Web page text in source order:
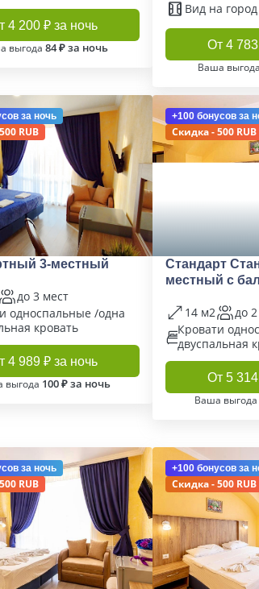
4 200 ₽ за ночь
выгода 84 ₽ за ночь
Вид на город
От 4
Ваша выгода
за ночь
RUB
3-местный
до 3 мест
односпальные /одна
кровать
4 989 ₽ за ночь
выгода 100 ₽ за ночь
+100 бонусов за
Скидка - 500 RUB
Стандарт
местный с
14 м2
до
Кровати
двуспальная
От 5
Ваша выгода
за ночь
RUB
+100 бонусов за
Скидка - 500 RUB